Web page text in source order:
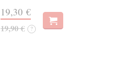
19,30 €
19,90 € ?